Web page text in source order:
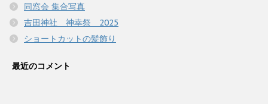
同窓会 集合写真
吉田神社 神幸祭 2025
ショートカットの髪飾り
最近のコメント